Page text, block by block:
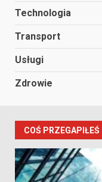
Technologia
Transport
Usługi
Zdrowie
COŚ PRZEGAPIŁEŚ